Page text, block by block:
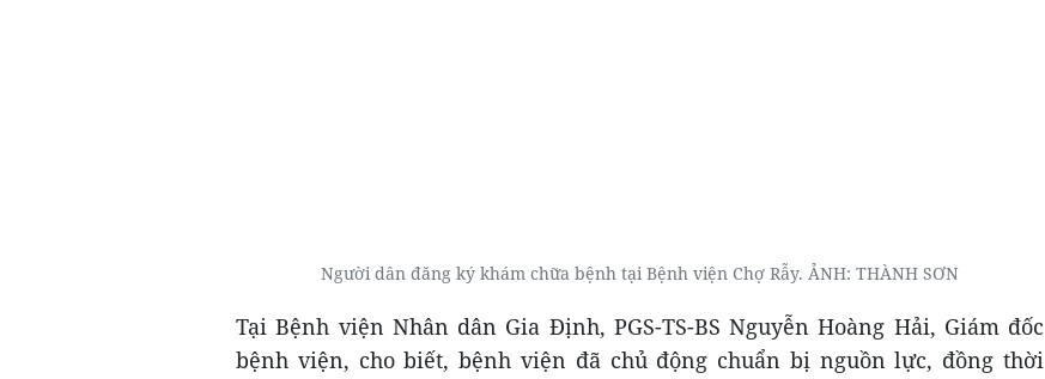
Người dân đăng ký khám chữa bệnh tại Bệnh viện Chợ Rẫy. ẢNH: THÀNH SƠN
Tại Bệnh viện Nhân dân Gia Định, PGS-TS-BS Nguyễn Hoàng Hải, Giám đốc
bệnh viện, cho biết, bệnh viện đã chủ động chuẩn bị nguồn lực, đồng thời